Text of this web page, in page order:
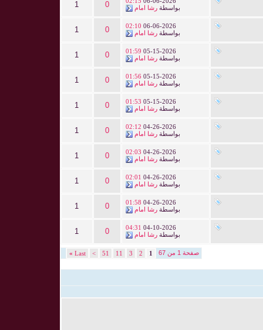
بواسطةرشا امام 0
1
06-06-2026
02:10
بواسطةرشا امام 0
1
05-15-2026
01:59
بواسطةرشا امام 0
1
05-15-2026
01:56
بواسطةرشا امام 0
1
05-15-2026
01:53
بواسطةرشا امام 0
1
04-26-2026
02:12
بواسطةرشا امام 0
1
04-26-2026
02:03
بواسطةرشا امام 0
1
04-26-2026
02:01
بواسطةرشا امام 0
1
04-26-2026
01:58
بواسطةرشا امام 0
1
04-10-2026
04:31
بواسطةرشا امام 0
1
صفحة 1 من 67 1
2
3
11
51
>
Last
»